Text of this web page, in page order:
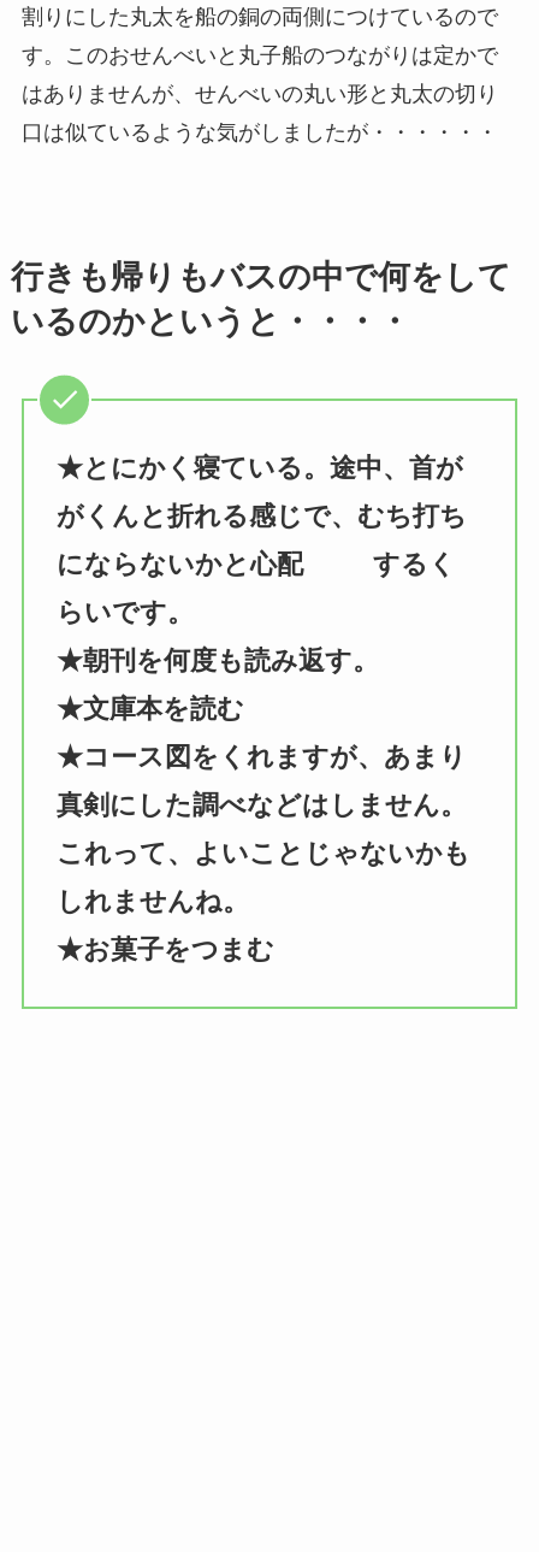
割りにした丸太を船の銅の両側につけているので
す。このおせんべいと丸子船のつながりは定かで
はありませんが、せんべいの丸い形と丸太の切り
口は似ているような気がしましたが・・・・・・
行きも帰りもバスの中で何をして
いるのかというと・・・・
★とにかく寝ている。途中、首が
がくんと折れる感じで、むち打ち
にならないかと心配
するく
らいです。
★朝刊を何度も読み返す。
★文庫本を読む
★コース図をくれますが、あまり
真剣にした調べなどはしません。
これって、よいことじゃないかも
しれませんね。
★お菓子をつまむ